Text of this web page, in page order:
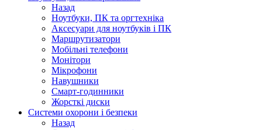
Назад
Ноутбуки, ПК та оргтехніка
Аксесуари для ноутбуків і ПК
Маршрутизатори
Мобільні телефони
Монітори
Мікрофони
Навушники
Смарт-годинники
Жорсткі диски
Системи охорони і безпеки
Назад